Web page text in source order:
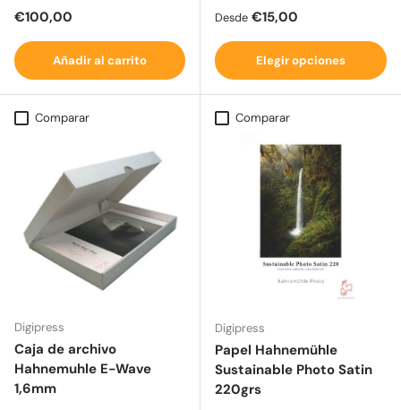
Precio normal
€100,00
Añadir al carrito
Precio normal
Desde €15,00
Elegir opciones
Comparar
Digipress
Caja de archivo
Hahnemuhle E-Wave
1,6mm
Comparar
Digipress
Papel Hahnemühle
Sustainable Photo Satin
220grs